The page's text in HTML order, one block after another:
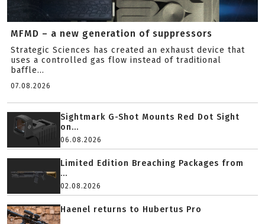
MFMD – a new generation of suppressors
Strategic Sciences has created an exhaust device that
uses a controlled gas flow instead of traditional
baffle...
07.08.2026
Sightmark G-Shot Mounts Red Dot Sight
on...
06.08.2026
Limited Edition Breaching Packages from
...
02.08.2026
Haenel returns to Hubertus Pro